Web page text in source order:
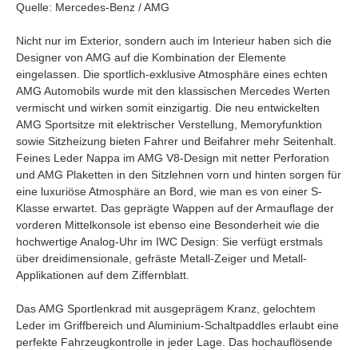
Quelle: Mercedes-Benz / AMG
Nicht nur im Exterior, sondern auch im Interieur haben sich die
Designer von AMG auf die Kombination der Elemente
eingelassen. Die sportlich-exklusive Atmosphäre eines echten
AMG Automobils wurde mit den klassischen Mercedes Werten
vermischt und wirken somit einzigartig. Die neu entwickelten
AMG Sportsitze mit elektrischer Verstellung, Memoryfunktion
sowie Sitzheizung bieten Fahrer und Beifahrer mehr Seitenhalt.
Feines Leder Nappa im AMG V8-Design mit netter Perforation
und AMG Plaketten in den Sitzlehnen vorn und hinten sorgen für
eine luxuriöse Atmosphäre an Bord, wie man es von einer S-
Klasse erwartet. Das geprägte Wappen auf der Armauflage der
vorderen Mittelkonsole ist ebenso eine Besonderheit wie die
hochwertige Analog-Uhr im IWC Design: Sie verfügt erstmals
über dreidimensionale, gefräste Metall-Zeiger und Metall-
Applikationen auf dem Ziffernblatt.
Das AMG Sportlenkrad mit ausgeprägem Kranz, gelochtem
Leder im Griffbereich und Aluminium-Schaltpaddles erlaubt eine
perfekte Fahrzeugkontrolle in jeder Lage. Das hochauflösende